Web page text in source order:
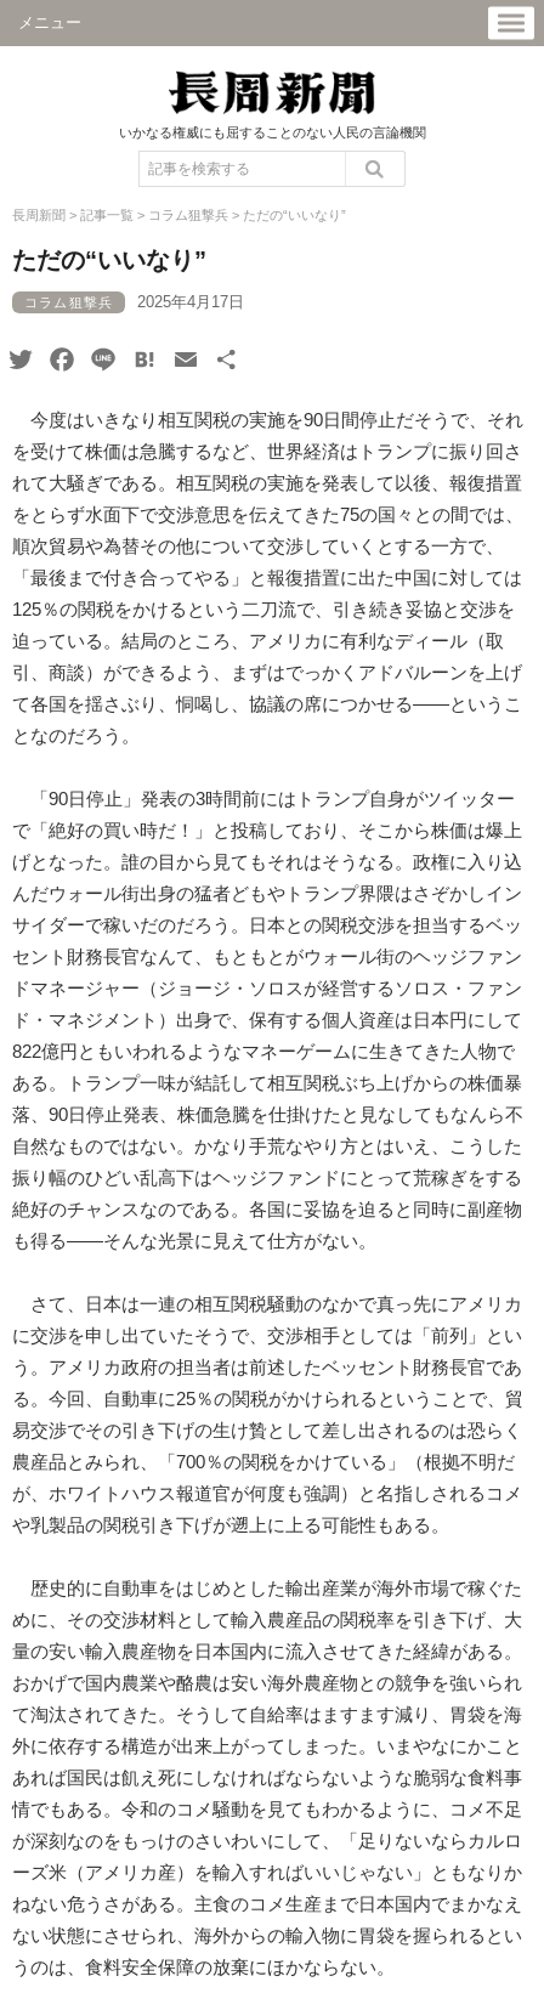
メニュー
いかなる権威にも屈することのない人民の言論機関
長周新聞 > 記事一覧 > コラム狙撃兵 > ただの“いいなり”
ただの“いいなり”
コラム狙撃兵 2025年4月17日
TwitterFacebook
Line HatenaEmail
今度はいきなり相互関税の実施を90日間停止だそうで、それ
を受けて株価は急騰するなど、世界経済はトランプに振り回さ
れて大騒ぎである。相互関税の実施を発表して以後、報復措置
をとらず水面下で交渉意思を伝えてきた75の国々との間では、
順次貿易や為替その他について交渉していくとする一方で、
「最後まで付き合ってやる」と報復措置に出た中国に対しては
125％の関税をかけるという二刀流で、引き続き妥協と交渉を
迫っている。結局のところ、アメリカに有利なディール（取
引、商談）ができるよう、まずはでっかくアドバルーンを上げ
て各国を揺さぶり、恫喝し、協議の席につかせる――というこ
となのだろう。
「90日停止」発表の3時間前にはトランプ自身がツイッター
で「絶好の買い時だ！」と投稿しており、そこから株価は爆上
げとなった。誰の目から見てもそれはそうなる。政権に入り込
んだウォール街出身の猛者どもやトランプ界隈はさぞかしイン
サイダーで稼いだのだろう。日本との関税交渉を担当するベッ
セント財務長官なんて、もともとがウォール街のヘッジファン
ドマネージャー（ジョージ・ソロスが経営するソロス・ファン
ド・マネジメント）出身で、保有する個人資産は日本円にして
822億円ともいわれるようなマネーゲームに生きてきた人物で
ある。トランプ一味が結託して相互関税ぶち上げからの株価暴
落、90日停止発表、株価急騰を仕掛けたと見なしてもなんら不
自然なものではない。かなり手荒なやり方とはいえ、こうした
振り幅のひどい乱高下はヘッジファンドにとって荒稼ぎをする
絶好のチャンスなのである。各国に妥協を迫ると同時に副産物
も得る――そんな光景に見えて仕方がない。
さて、日本は一連の相互関税騒動のなかで真っ先にアメリカ
に交渉を申し出ていたそうで、交渉相手としては「前列」とい
う。アメリカ政府の担当者は前述したベッセント財務長官であ
る。今回、自動車に25％の関税がかけられるということで、貿
易交渉でその引き下げの生け贄として差し出されるのは恐らく
農産品とみられ、「700％の関税をかけている」（根拠不明だ
が、ホワイトハウス報道官が何度も強調）と名指しされるコメ
や乳製品の関税引き下げが遡上に上る可能性もある。
歴史的に自動車をはじめとした輸出産業が海外市場で稼ぐた
めに、その交渉材料として輸入農産品の関税率を引き下げ、大
量の安い輸入農産物を日本国内に流入させてきた経緯がある。
おかげで国内農業や酪農は安い海外農産物との競争を強いられ
て淘汰されてきた。そうして自給率はますます減り、胃袋を海
外に依存する構造が出来上がってしまった。いまやなにかこと
あれば国民は飢え死にしなければならないような脆弱な食料事
情でもある。令和のコメ騒動を見てもわかるように、コメ不足
が深刻なのをもっけのさいわいにして、「足りないならカルロ
ーズ米（アメリカ産）を輸入すればいいじゃない」ともなりか
ねない危うさがある。主食のコメ生産まで日本国内でまかなえ
ない状態にさせられ、海外からの輸入物に胃袋を握られるとい
うのは、食料安全保障の放棄にほかならない。